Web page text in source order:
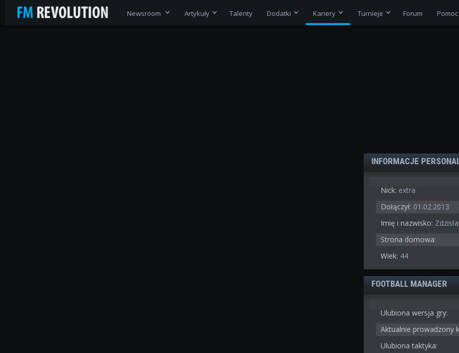
Newsroom Artykuły Talenty Dodatki Kariery Turnieje Forum Pomoc
INFORMACJE
Nick: extra
Dołączył: 01.02.2013
Imię i nazwisko:
Strona domowa:
Wiek: 44
FOOTBALL MANAGER
Ulubiona wersja gry:
Aktualnie prowadzony
Ulubiona taktyka: